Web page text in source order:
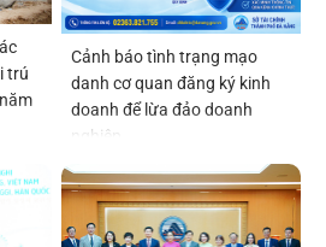
trú
Cảnh báo tình trạng mạo
danh cơ quan đăng ký kinh
doanh để lừa đảo doanh
nghiệp